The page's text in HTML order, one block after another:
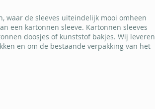
waar de sleeves uiteindelijk mooi omheen
een kartonnen sleeve. Kartonnen sleeves
doosjes of kunststof bakjes. Wij leveren
en om de bestaande verpakking van het